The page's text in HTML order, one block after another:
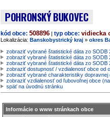
POHRONSKÝ BUKOVEC
kód obce: 508896 | typ obce: vidiecka
Lokalizácia: Banskobystrický kraj » okres
zobraziť vybrané štatistické dáta zo SODB
zobraziť vybrané štatistické dáta zo SODB
zobraziť vybrané štatistické dáta zo SODB
zobraziť dostupnosť / vzdialenosť obce od
zobraziť vybrané charakteristiky
zobraziť vzdialenosť od ľubovoľnej obce
späť na úvodnú stránku
Informácie o www stránkach obce